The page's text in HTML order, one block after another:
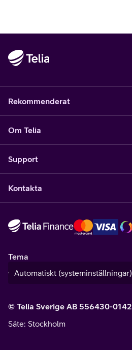
Rekommenderat
Om Telia
Support
Kontakta
Tema
© Telia Sverige AB 556430-0142
Säte: Stockholm